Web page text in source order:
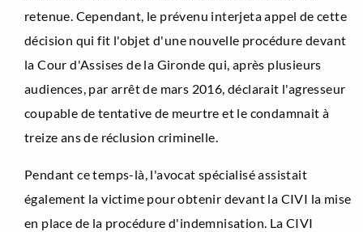
retenue. Cependant, le prévenu interjeta appel de cette
décision qui fit l'objet d'une nouvelle procédure devant
la Cour d'Assises de la Gironde qui, après plusieurs
audiences, par arrêt de mars 2016, déclarait l'agresseur
coupable de tentative de meurtre et le condamnait à
treize ans de réclusion criminelle.
Pendant ce temps-là, l'avocat spécialisé assistait
également la victime pour obtenir devant la CIVI la mise
en place de la procédure d'indemnisation. La CIVI